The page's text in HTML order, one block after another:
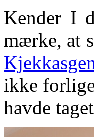
Kender I
mærke, at
ikke
havde